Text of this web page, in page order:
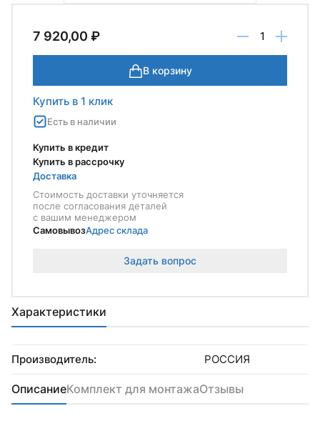
Характеристики
Производитель: РОССИЯ
7 920,00 ₽
В корзину
Купить в 1 клик
Есть в наличии
Купить в кредит
Купить в рассрочку
Доставка
Стоимость доставки уточняется
после согласования деталей
с вашим менеджером
СамовывозАдрес склада
Задать вопрос
ОписаниеКомплект для монтажаОтзывы